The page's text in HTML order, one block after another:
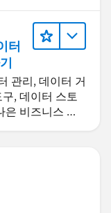
터
관리, 데이터 거
, 데이터 스토
은 비즈니스 성